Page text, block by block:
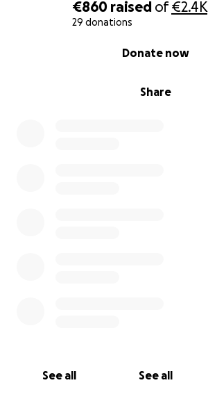
€860 raised of€2.4K
29 donations
Share
Donate now
See all See all